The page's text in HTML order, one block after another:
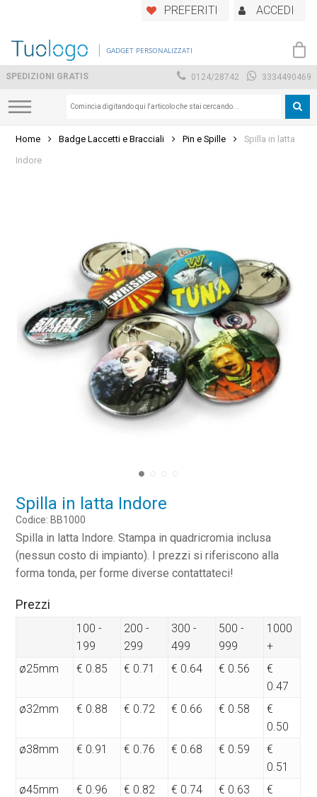
main
PREFERITI ACCEDI
GADGET PERSONALIZZATI
SPEDIZIONI GRATIS 0124/28742 3334490469
Home Badge Laccetti e Bracciali Pin e Spille
Spilla in latta
Indore
Spilla in latta Indore
Codice: BB1000
Spilla in latta Indore. Stampa in quadricromia inclusa
(nessun costo di impianto). I prezzi si riferiscono alla
forma tonda, per forme diverse contattateci!
Prezzi
100 -
199
200 -
299
300 -
499
500 -
999
1000
+
ø25mm
€ 0.85 € 0.71 € 0.64 € 0.56
€
0.47
ø32mm
€ 0.88 € 0.72 € 0.66 € 0.58
€
0.50
ø38mm
€ 0.91 € 0.76 € 0.68 € 0.59
€
0.51
ø45mm
€ 0.96 € 0.82 € 0.74 € 0.63
€